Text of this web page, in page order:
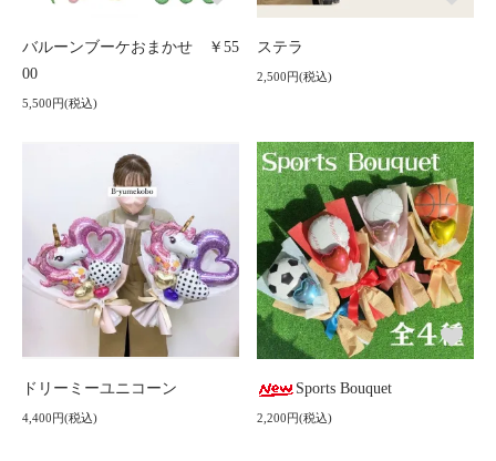
バルーンブーケおまかせ ￥55
00
5,500円(税込)
ステラ
2,500円(税込)
ドリーミーユニコーン
4,400円(税込)
Sports Bouquet
2,200円(税込)